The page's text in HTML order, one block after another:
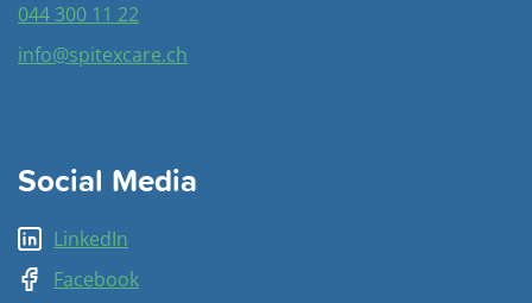
044 300 11 22
info@spitexcare.ch
Social Media
LinkedIn
Facebook